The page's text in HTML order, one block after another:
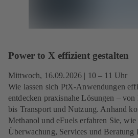
Power to X effizient gestalten
Mittwoch, 16.09.2026 | 10 – 11 Uhr
Wie lassen sich PtX-Anwendungen
entdecken praxisnahe Lösungen –
bis Transport und Nutzung. Anhand
Methanol und eFuels erfahren Sie,
Überwachung, Services und